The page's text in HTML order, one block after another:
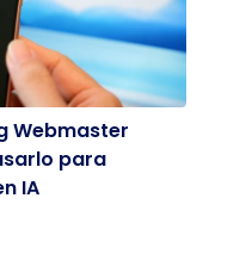
Webmaster
para
IA